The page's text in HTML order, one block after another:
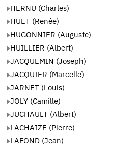
HERNU (Charles)
HUET (Renée)
HUGONNIER (Auguste)
HUILLIER (Albert)
JACQUEMIN (Joseph)
JACQUIER (Marcelle)
JARNET (Louis)
JOLY (Camille)
JUCHAULT (Albert)
LACHAIZE (Pierre)
LAFOND (Jean)